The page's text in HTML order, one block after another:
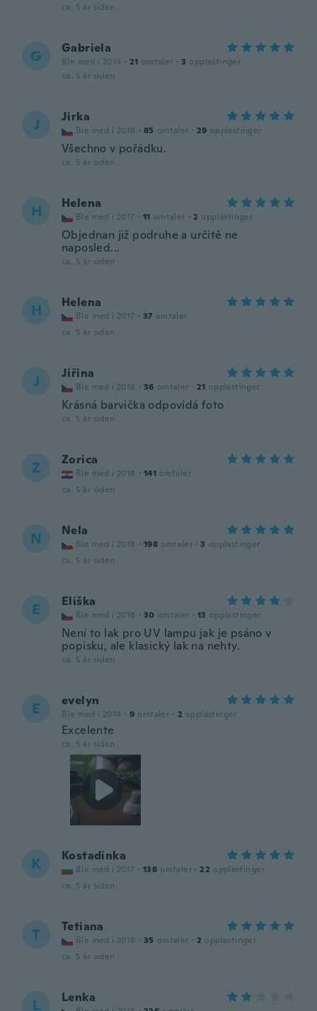
ca. 5 år siden
G Gabriela
Ble med i 2014 · 21 omtaler · 3 opplastinger
ca. 5 år siden
J Jirka
Ble med i 2018 · 85 omtaler · 29 opplastinger
Všechno v pořádku.
ca. 5 år siden
H Helena
Ble med i 2017 · 11 omtaler · 2 opplastinger
Objednan již podruhe a určitě ne
naposled...
ca. 5 år siden
H Helena
Ble med i 2017 · 37 omtaler
ca. 5 år siden
J Jiřina
Ble med i 2018 · 36 omtaler · 21 opplastinger
Krásná barvička odpovídá foto
ca. 5 år siden
Z Zorica
Ble med i 2018 · 141 omtaler
ca. 5 år siden
N Nela
Ble med i 2018 · 198 omtaler · 3 opplastinger
ca. 5 år siden
E Eliška
Ble med i 2018 · 30 omtaler · 13 opplastinger
Není to lak pro UV lampu jak je psáno v
popisku, ale klasický lak na nehty.
ca. 5 år siden
E evelyn
Ble med i 2014 · 9 omtaler · 2 opplastinger
Excelente
ca. 5 år siden
K Kostadinka
Ble med i 2017 · 138 omtaler · 22 opplastinger
ca. 5 år siden
T Tetiana
Ble med i 2018 · 35 omtaler · 2 opplastinger
ca. 5 år siden
L Lenka